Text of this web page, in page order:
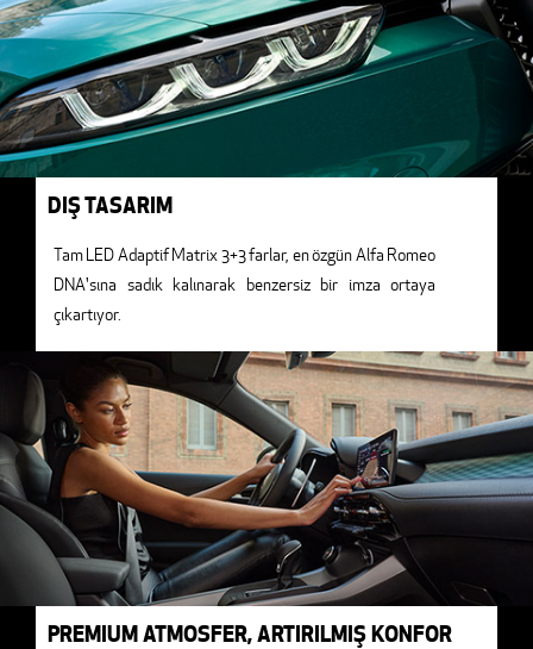
DIŞ TASARIM
Tam LED Adaptif Matrix 3+3 farlar, en özgün Alfa Romeo
DNA'sına sadık kalınarak benzersiz bir imza ortaya
çıkartıyor.
PREMIUM ATMOSFER, ARTIRILMIŞ KONFOR